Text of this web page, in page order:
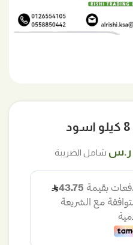
ر.س السعر
175,00 ر.س.
شامل الضريبة